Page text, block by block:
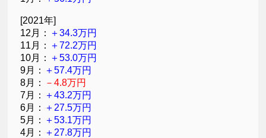
[2021年]
12月： ＋34.3万円
11月： ＋72.2万円
10月： ＋53.0万円
9月： ＋57.4万円
8月：
－4.8万円
7月： ＋43.2万円
6月： ＋27.5万円
5月： ＋53.1万円
4月： ＋27.8万円